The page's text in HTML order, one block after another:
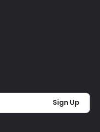
Sign Up